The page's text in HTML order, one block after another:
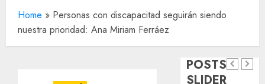
Home » Personas con discapacitad seguirán siendo
nuestra prioridad: Ana Miriam Ferráez
POSTS
SLIDER
Local
Reviven
la
natalicio
de Don